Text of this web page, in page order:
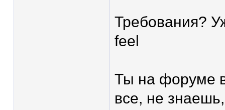
Требования?
feel
Ты на форуме
все, не